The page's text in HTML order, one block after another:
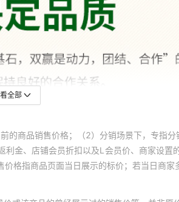
全部
商品销售价格；（2）分销场景下，专指
金、店铺会员折扣以及L会员价、商家设
格指商品页面当日展示的标价；若当日商家